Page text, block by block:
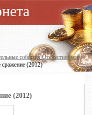
события Отечественной
(2012)
(2012)